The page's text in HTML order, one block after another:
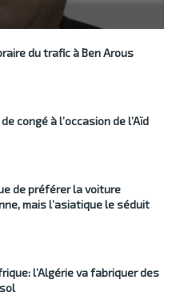
du trafic à Ben Arous
congé à l’occasion de l’Aïd
de préférer la voiture
mais l’asiatique le séduit
l’Algérie va fabriquer des